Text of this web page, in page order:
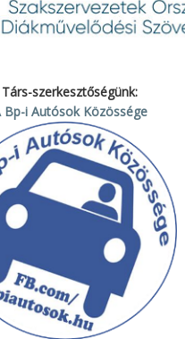
Társ-szerkesztőségünk:
Bp-i Autósok Közössége